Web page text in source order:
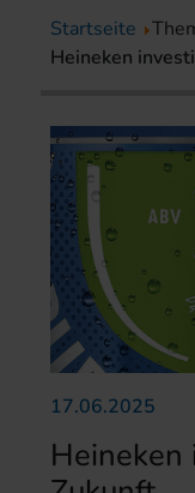
Startseite
Heineken
17.06.2025